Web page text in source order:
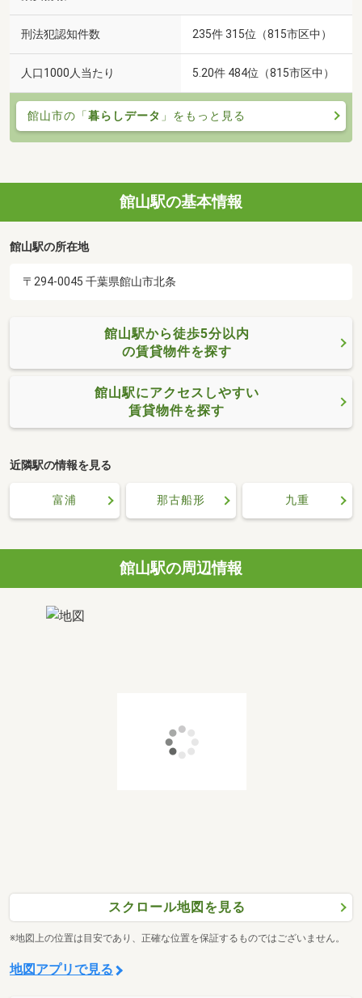
刑法犯認知件数 235件 315位（815市区中）
人口1000人当たり 5.20件 484位（815市区中）
館山市の「暮らしデータ 」をもっと見る
館山駅の基本情報
館山駅の所在地
〒294-0045 千葉県館山市北条
館山駅から徒歩5分以内
の賃貸物件を探す
館山駅にアクセスしやすい
賃貸物件を探す
近隣駅の情報を見る
富浦 那古船形 九重
館山駅の周辺情報
スクロール地図を見る
※地図上の位置は目安であり、正確な位置を保証するものではございません。
地図アプリで見る